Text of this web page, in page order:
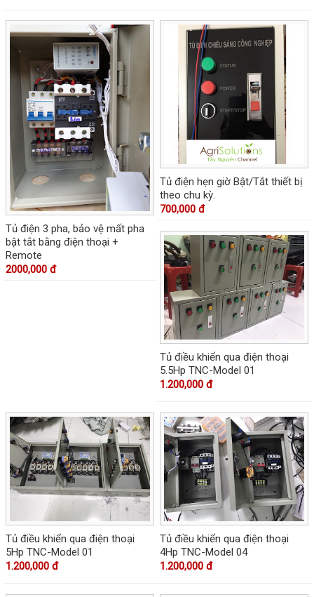
Tủ điện 3 pha, bảo vệ mất pha
bật tắt bằng điện thoại +
Remote
2000,000 đ
Tủ điện hẹn giờ Bật/Tắt thiết bị
theo chu kỳ.
700,000 đ
Tủ điều khiển qua điện thoại
5.5Hp TNC-Model 01
1.200,000 đ
Tủ điều khiển qua điện thoại
5Hp TNC-Model 01
1.200,000 đ
Tủ điều khiển qua điện thoại
4Hp TNC-Model 04
1.200,000 đ